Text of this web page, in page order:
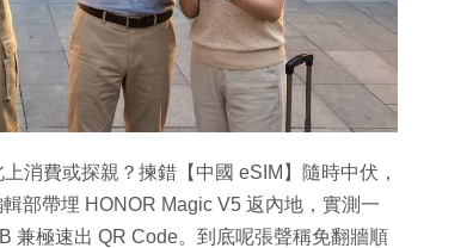
消費或探親？揀錯【中國 eSIM】隨時中伏，
部帶埋 HONOR Magic V5 返內地，實測一
兼極速出 QR Code。到底呢張聲稱免翻牆順